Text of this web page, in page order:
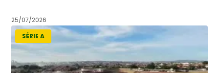
25/07/2026
SÉRIE A